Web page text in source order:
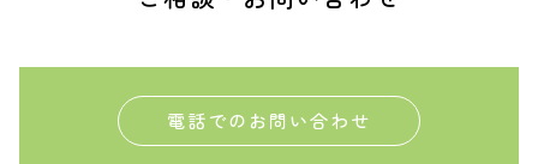
電話でのお問い合わせ